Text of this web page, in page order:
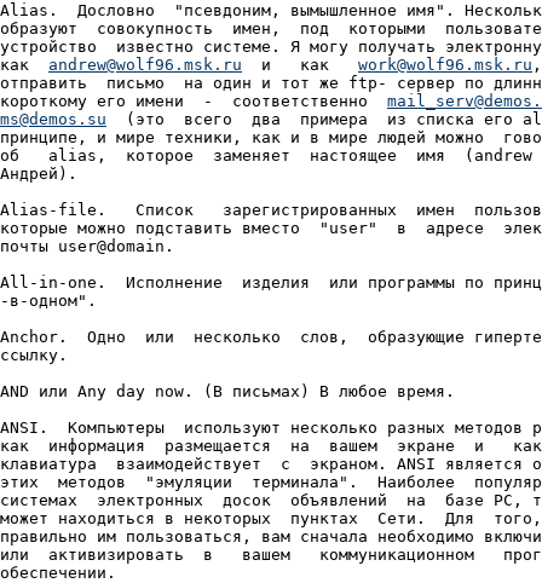
Alias.  Дословно  "псевдоним, вымышленное имя".
образуют  совокупность  имен,  под  которыми
устройство  известно системе. Я могу получать
как andrew@wolf96.msk.ru
  и   как
work@wolf96.msk.ru
отправить  письмо  на один и тот же ftp- сервер по
короткому его имени  -  соответственно
ms@demos.su
(это  всего  два  примера  из списка его
принципе, и мире техники, как и в мире людей можно
об   alias,  которое  заменяет  настоящее  имя  (andrew
Андрей).
Alias-file.   Список   зарегистрированных  имен
которые можно подставить вместо  "user"  в  адресе
почты user@domain.
All-in-one.  Исполнение  изделия  или программы по
-в-одном".
Anchor.  Одно  или  несколько  слов,  образующие
ссылку.
AND или Any day now. (В письмах) В любое время.
ANSI.  Компьютеры  используют несколько разных методов
как  информация  размещается  на  вашем  экране  и
клавиатура  взаимодействует  с  экраном. ANSI является
этих  методов  "эмуляции  терминала".  Наиболее
системах  электронных  досок  объявлений  на  базе PC,
может находиться в некоторых  пунктах  Сети.  Для
правильно им пользоваться, вам сначала необходимо
или  активизировать  в   вашем   коммуникационном
обеспечении.